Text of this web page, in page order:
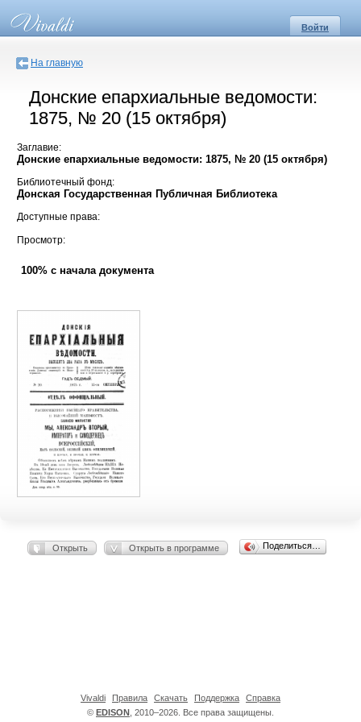
Войти
На главную
Донские епархиальные ведомости:
1875, № 20 (15 октября)
Заглавие:
Донские епархиальные ведомости: 1875, № 20 (15 октября)
Библиотечный фонд:
Донская Государственная Публичная Библиотека
Доступные права:
Просмотр:
100% с начала документа
Открыть Открыть в программе Поделиться…
© EDISON , 2010–2026. Все права защищены.
Vivaldi Правила Скачать Поддержка Справка